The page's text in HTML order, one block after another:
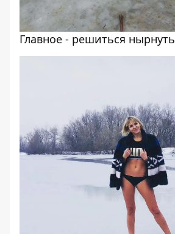
Главное - решиться нырнуть